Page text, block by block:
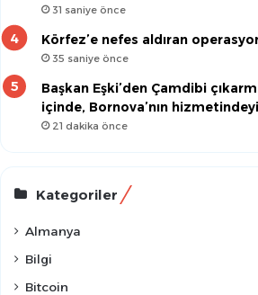
31 saniye önce
Körfez’e nefes aldıran
35 saniye önce
Başkan Eşki’den Çamdibi
içinde, Bornova’nın
21 dakika önce
Kategoriler
Almanya
Bilgi
Bitcoin